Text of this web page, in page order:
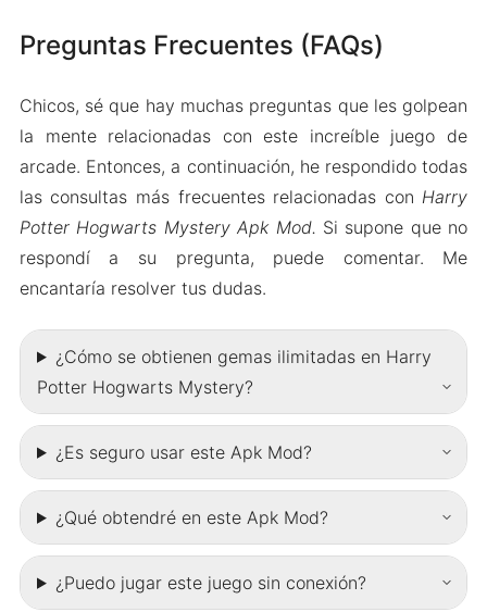
Preguntas Frecuentes (FAQs)
Chicos, sé que hay muchas preguntas que les golpean
la mente relacionadas con este increíble juego de
arcade. Entonces, a continuación, he respondido todas
las consultas más frecuentes relacionadas con Harry
Potter Hogwarts Mystery Apk Mod. Si supone que no
respondí a su pregunta, puede comentar. Me
encantaría resolver tus dudas.
¿Cómo se obtienen gemas ilimitadas en Harry
Potter Hogwarts Mystery?
¿Es seguro usar este Apk Mod?
¿Qué obtendré en este Apk Mod?
¿Puedo jugar este juego sin conexión?